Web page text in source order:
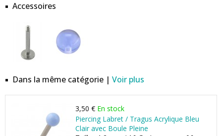
Accessoires
Dans la même catégorie | Voir plus
3,50 € En stock
Piercing Labret / Tragus Acrylique Bleu
Clair avec Boule Pleine